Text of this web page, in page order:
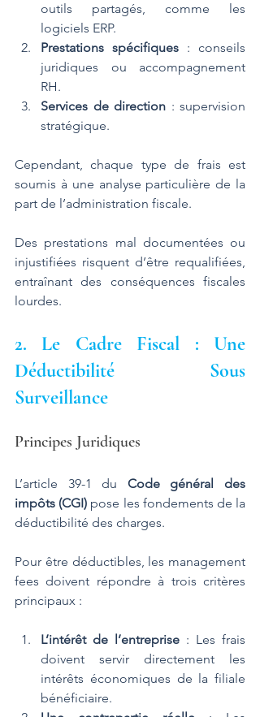
outils partagés, comme les
logiciels ERP.
Prestations spécifiques : conseils
juridiques ou accompagnement
RH.
Services de direction : supervision
stratégique.
Cependant, chaque type de frais est
soumis à une analyse particulière de la
part de l’administration fiscale.
Des prestations mal documentées ou
injustifiées risquent d’être requalifiées,
entraînant des conséquences fiscales
lourdes.
2. Le Cadre Fiscal : Une
Déductibilité Sous
Surveillance
Principes Juridiques
L’article 39-1 du Code général des
impôts (CGI) pose les fondements de la
déductibilité des charges.
Pour être déductibles, les management
fees doivent répondre à trois critères
principaux :
L’intérêt de l’entreprise : Les frais
doivent servir directement les
intérêts économiques de la filiale
bénéficiaire.